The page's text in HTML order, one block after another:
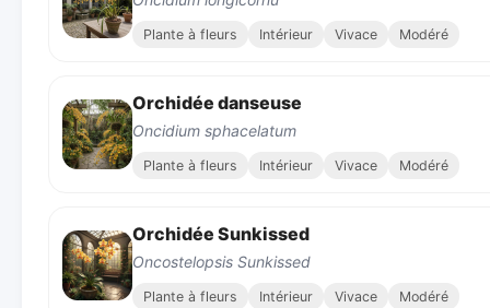
Plante à fleurs Intérieur Vivace Modéré
Orchidée danseuse
Oncidium sphacelatum
Plante à fleurs Intérieur Vivace Modéré
Orchidée Sunkissed
Oncostelopsis Sunkissed
Plante à fleurs Intérieur Vivace Modéré